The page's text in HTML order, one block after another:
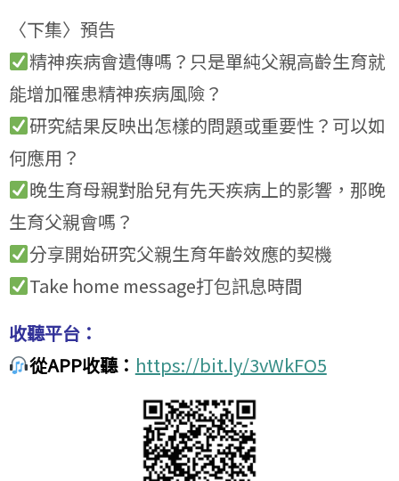
〈下集〉預告
精神疾病會遺傳嗎？只是單純父親高齡生育就
能增加罹患精神疾病風險？
研究結果反映出怎樣的問題或重要性？可以如
何應用？
晚生育母親對胎兒有先天疾病上的影響，那晚
生育父親會嗎？
分享開始研究父親生育年齡效應的契機
Take home message打包訊息時間
收聽平台：
從APP收聽： https://bit.ly/3vWkFO5